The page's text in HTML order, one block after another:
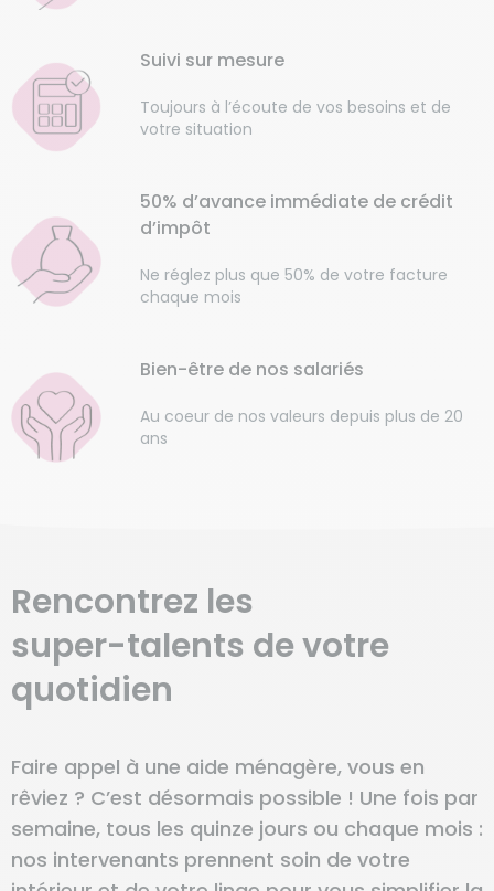
Suivi sur mesure
Toujours à l’écoute de vos besoins et de
votre situation
50% d’avance immédiate de crédit
d’impôt
Ne réglez plus que 50% de votre facture
chaque mois
Bien-être de nos salariés
Au coeur de nos valeurs depuis plus de 20
ans
Rencontrez les
super-talents de votre
quotidien
Faire appel à une aide ménagère, vous en
rêviez ? C’est désormais possible ! Une fois par
semaine, tous les quinze jours ou chaque mois :
nos intervenants prennent soin de votre